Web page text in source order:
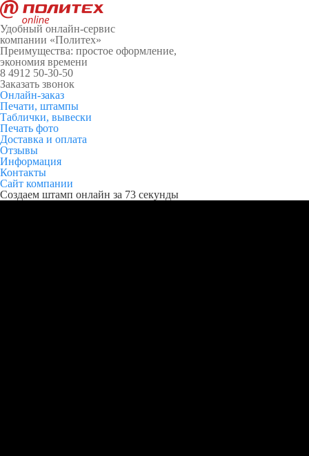
Удобный онлайн-сервис
компании «Политех»
Преимущества: простое оформление,
экономия времени
8 4912 50-30-50
Заказать звонок
Онлайн-заказ
Печати, штампы
Таблички, вывески
Печать фото
Доставка и оплата
Отзывы
Информация
Контакты
Сайт компании
Создаем штамп онлайн за 73 секунды